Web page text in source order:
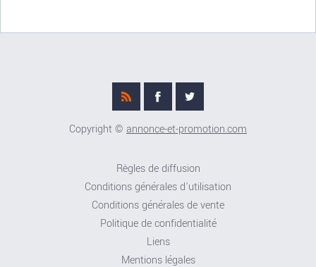
Copyright © annonce-et-promotion.com
Règles de diffusion
Conditions générales d'utilisation
Conditions générales de vente
Politique de confidentialité
Liens
Mentions légales